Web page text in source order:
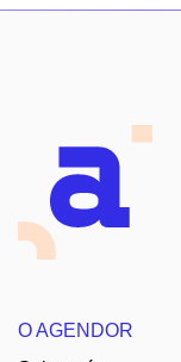
O AGENDOR